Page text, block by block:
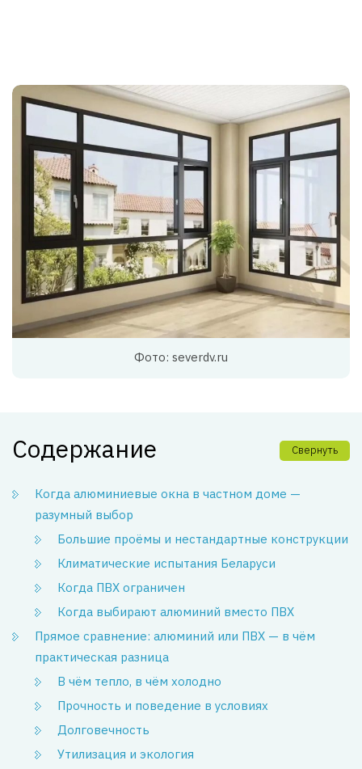
Фото: severdv.ru
Содержание Свернуть
Когда алюминиевые окна в частном доме —
разумный выбор
Большие проёмы и нестандартные конструкции
Климатические испытания Беларуси
Когда ПВХ ограничен
Когда выбирают алюминий вместо ПВХ
Прямое сравнение: алюминий или ПВХ — в чём
практическая разница
В чём тепло, в чём холодно
Прочность и поведение в условиях
Долговечность
Утилизация и экология